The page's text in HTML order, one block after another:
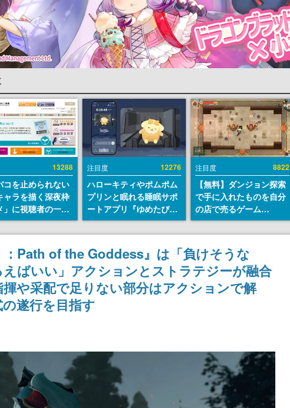
13288
コを止められない
ャラを描く深夜枠
」に視聴者の一部
判意見。違法薬物
と思わしき描写も
、BPOが議論を交
注目度 12276
ハローキティやポムポム
プリンと眠れる睡眠サポ
ートアプリ『ゆめたび』
が配信中。キャラごとの
ASMRや目覚ましアラー
ムも搭載
注目度 8822
【無料】ダンジョン探索
で手に入れたものを自分
の店で売るゲーム
『Moonlighter』が
Steamにて無料配布中！
続編『Moonlighter 2』
の9月2日正式リリースを
記念したキャンペーン
：Path of the Goddess』は「負けそうな
ばいい」アクションとストラテジーが融合
や采配で足りない部分はアクションで解
遂行を目指す